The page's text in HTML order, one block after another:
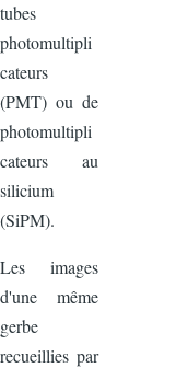
tubes
photomultipli
cateurs
(PMT) ou de
photomultipli
cateurs au
silicium
(SiPM).
Les images
d'une même
gerbe
recueillies par